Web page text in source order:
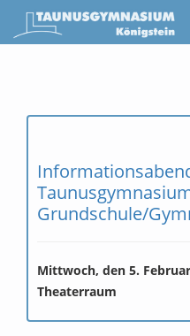
Grundschule/
Mittwoch, den 5.
Theaterraum